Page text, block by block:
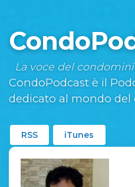
La voce del
CondoPodcast è il
dedicato al mondo
RSS iTunes